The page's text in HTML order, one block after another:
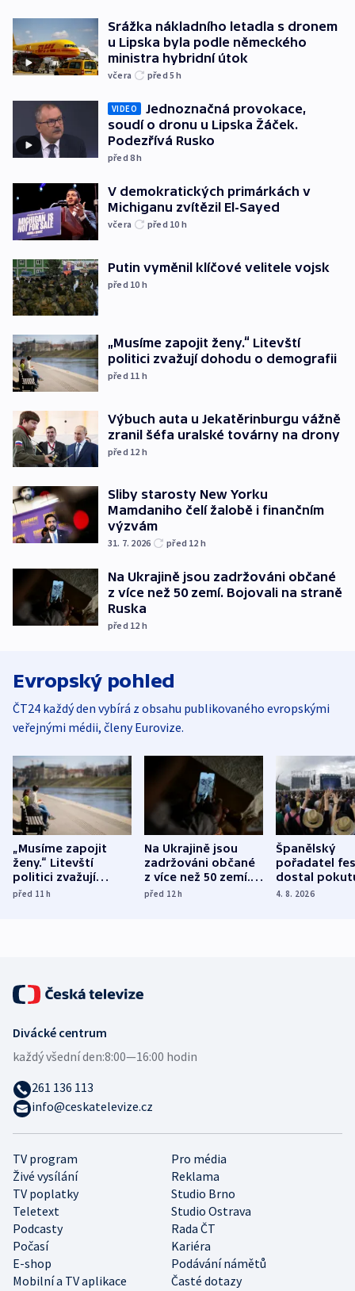
Srážka nákladního letadla s dronem
u Lipska byla podle německého
ministra hybridní útok
včera před 5h
VIDEO
Jednoznačná provokace,
soudí o dronu u Lipska Žáček.
Podezřívá Rusko
před 8h
V demokratických primárkách v
Michiganu zvítězil El-Sayed
včera před 10 h
Putin vyměnil klíčové velitele vojsk
před 10 h
„Musíme zapojit ženy.“ Litevští
politici zvažují dohodu o demografii
před 11 h
Výbuch auta u Jekatěrinburgu vážně
zranil šéfa uralské továrny na drony
před 12 h
Sliby starosty New Yorku
Mamdaniho čelí žalobě i finančním
výzvám
31. 7. 2026 před 12 h
Na Ukrajině jsou zadržováni občané
z více než 50 zemí. Bojovali na straně
Ruska
před 12 h
Evropský pohled
ČT24 každý den vybírá z obsahu publikovaného evropskými
veřejnými médii, členy Eurovize.
„Musíme zapojit
ženy.“ Litevští
politici zvažují
dohodu o
před 11h
Na Ukrajině jsou
zadržováni občané
z více než 50 zemí.
Bojovali na straně
před 12h
Španělský
pořadatel
dostal
nekalé
4. 8. 2026
TV program
Pro média
Živé vysílání
Reklama
TV poplatky
Studio Brno
Teletext
Studio Ostrava
Podcasty
Rada ČT
Počasí
Kariéra
E-shop
Podávání námětů
Mobilní a TV aplikace
Časté dotazy
Divácké centrum
každý všední den:8:00—16:00 hodin
261 136 113
info@ceskatelevize.cz